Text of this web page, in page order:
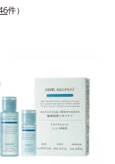
・コレステロール(*7)：髪
想。毛髪水分との結合処
*3 イソステアロイル加水
ク（毛髪補修成分）*4 ト
ル、テトラヘキシルデカ
コルビル（保湿）*5 アル
グリシン、アスパラギン
朝のメイクから時間が経
き間にフィットし、凹凸
ラットに整えます。また
時にうるおいを補給。さ
皮脂を吸着して、水分と
ンスをコントロールし、
ずれにくい肌へ。“立て
件）